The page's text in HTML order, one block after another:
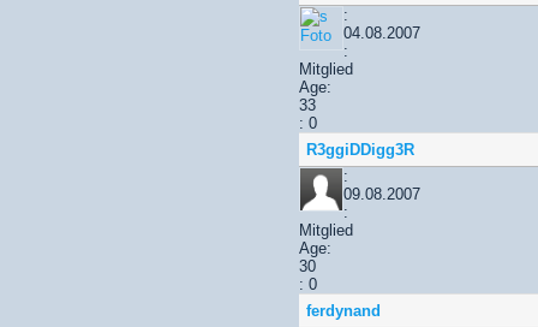
:
04.08.2007
:
Mitglied
Age:
33
: 0
R3ggiDDigg3R
:
09.08.2007
:
Mitglied
Age:
30
: 0
ferdynand